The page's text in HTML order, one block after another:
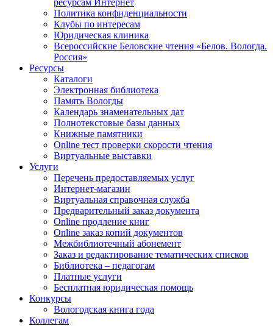
ресурсам Интернет
Политика конфиденциальности
Клубы по интересам
Юридическая клиника
Всероссийские Беловские чтения «Белов. Вологда.
Россия»
Ресурсы
Каталоги
Электронная библиотека
Память Вологды
Календарь знаменательных дат
Полнотекстовые базы данных
Книжные памятники
Online тест проверки скорости чтения
Виртуальные выставки
Услуги
Перечень предоставляемых услуг
Интернет-магазин
Виртуальная справочная служба
Предварительный заказ документа
Online продление книг
Online заказ копий документов
Межбиблиотечный абонемент
Заказ и редактирование тематических списков
Библиотека – педагогам
Платные услуги
Бесплатная юридическая помощь
Конкурсы
Вологодская книга года
Коллегам